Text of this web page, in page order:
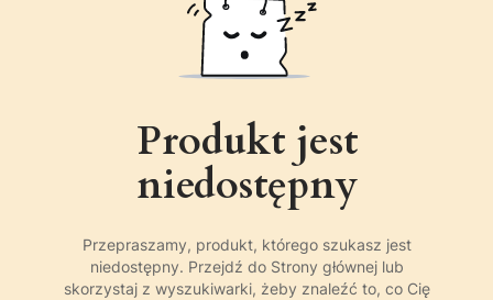
Produkt jest
niedostępny
Przepraszamy, produkt, którego szukasz jest
niedostępny. Przejdź do Strony głównej lub
skorzystaj z wyszukiwarki, żeby znaleźć to, co Cię